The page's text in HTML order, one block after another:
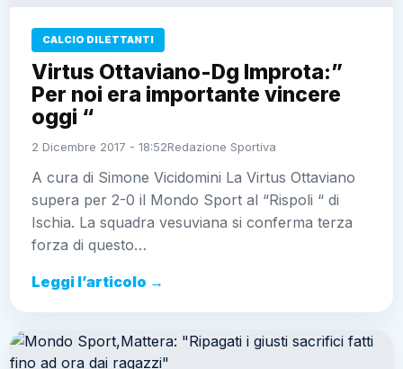
CALCIO DILETTANTI
Virtus Ottaviano-Dg Improta:”
Per noi era importante vincere
oggi “
2 Dicembre 2017 - 18:52Redazione Sportiva
A cura di Simone Vicidomini La Virtus Ottaviano
supera per 2-0 il Mondo Sport al “Rispoli “ di
Ischia. La squadra vesuviana si conferma terza
forza di questo…
Leggi l’articolo →